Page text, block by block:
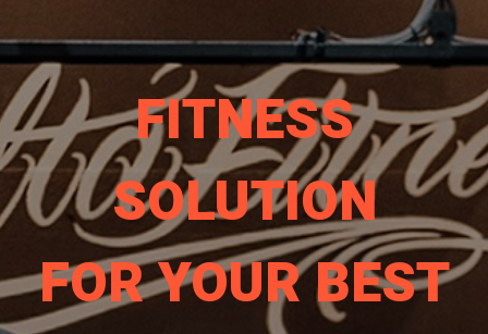
FITNESS
SOLUTION
FOR YOUR BEST